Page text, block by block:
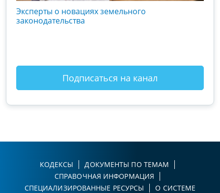
Эксперты о новациях земельного
законодательства
Подписаться на канал
КОДЕКСЫ
ДОКУМЕНТЫ ПО ТЕМАМ
СПРАВОЧНАЯ ИНФОРМАЦИЯ
СПЕЦИАЛИЗИРОВАННЫЕ РЕСУРСЫ
О СИСТЕМЕ